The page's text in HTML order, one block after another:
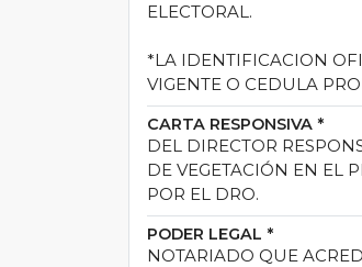
ELECTORAL.
*LA IDENTIFICACION
VIGENTE O CEDULA
CARTA RESPONSIVA *
DEL DIRECTOR
DE VEGETACIÓN EN EL
POR EL DRO.
PODER LEGAL *
NOTARIADO QUE